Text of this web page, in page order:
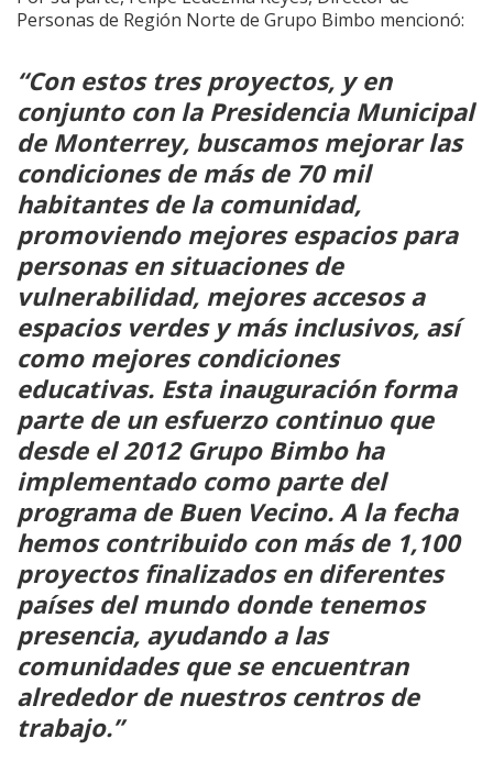
Personas de Región Norte de Grupo Bimbo mencionó:
“Con estos tres proyectos, y en
conjunto con la Presidencia Municipal
de Monterrey, buscamos mejorar las
condiciones de más de 70 mil
habitantes de la comunidad,
promoviendo mejores espacios para
personas en situaciones de
vulnerabilidad, mejores accesos a
espacios verdes y más inclusivos, así
como mejores condiciones
educativas. Esta inauguración forma
parte de un esfuerzo continuo que
desde el 2012 Grupo Bimbo ha
implementado como parte del
programa de Buen Vecino. A la fecha
hemos contribuido con más de 1,100
proyectos finalizados en diferentes
países del mundo donde tenemos
presencia, ayudando a las
comunidades que se encuentran
alrededor de nuestros centros de
trabajo.”